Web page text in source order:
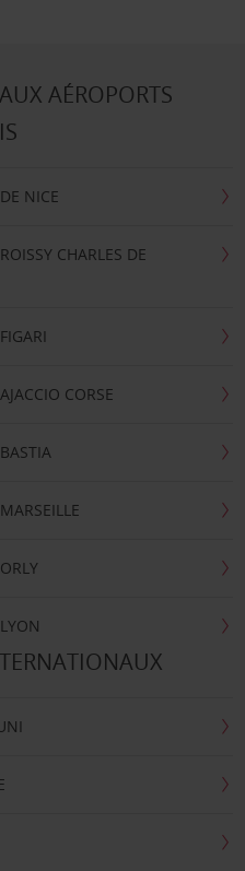
AÉROPORTS
NICE
CHARLES DE
CORSE